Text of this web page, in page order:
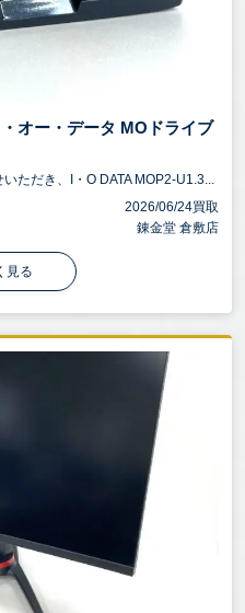
オー・データ MOドライブ
ただき、I・O DATA MOP2-U1.3...
2026/06/24買取
錬金堂 倉敷店
見る